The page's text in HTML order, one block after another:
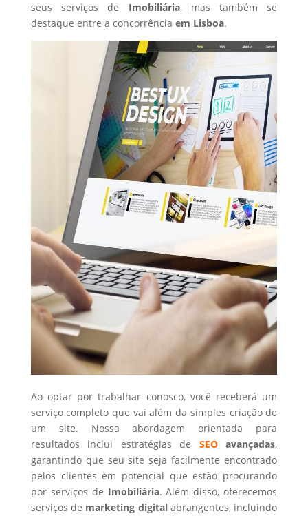
seus serviços de Imobiliária, mas também se
destaque entre a concorrência em Lisboa.
Ao optar por trabalhar conosco, você receberá um
serviço completo que vai além da simples criação de
um site. Nossa abordagem orientada para
resultados inclui estratégias de SEOavançadas,
garantindo que seu site seja facilmente encontrado
pelos clientes em potencial que estão procurando
por serviços de Imobiliária. Além disso, oferecemos
serviços de marketing digital abrangentes, incluindo